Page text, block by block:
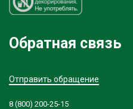
Обратная связь
Отправить обращение
8 (800) 200-25-15